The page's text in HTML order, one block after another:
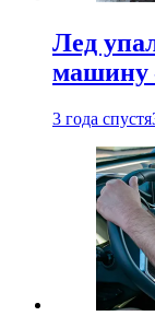
Лед
машину
3 года спустя